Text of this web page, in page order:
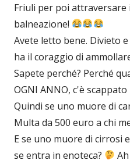
Friuli per poi attraversare
balneazione!
Avete letto bene. Divieto
ha il coraggio di
Sapete perché? Perché
OGNI ANNO, c'è
Quindi se uno muore di
Multa da 500 euro a chi
E se uno muore di cirrosi
se entra in enoteca?